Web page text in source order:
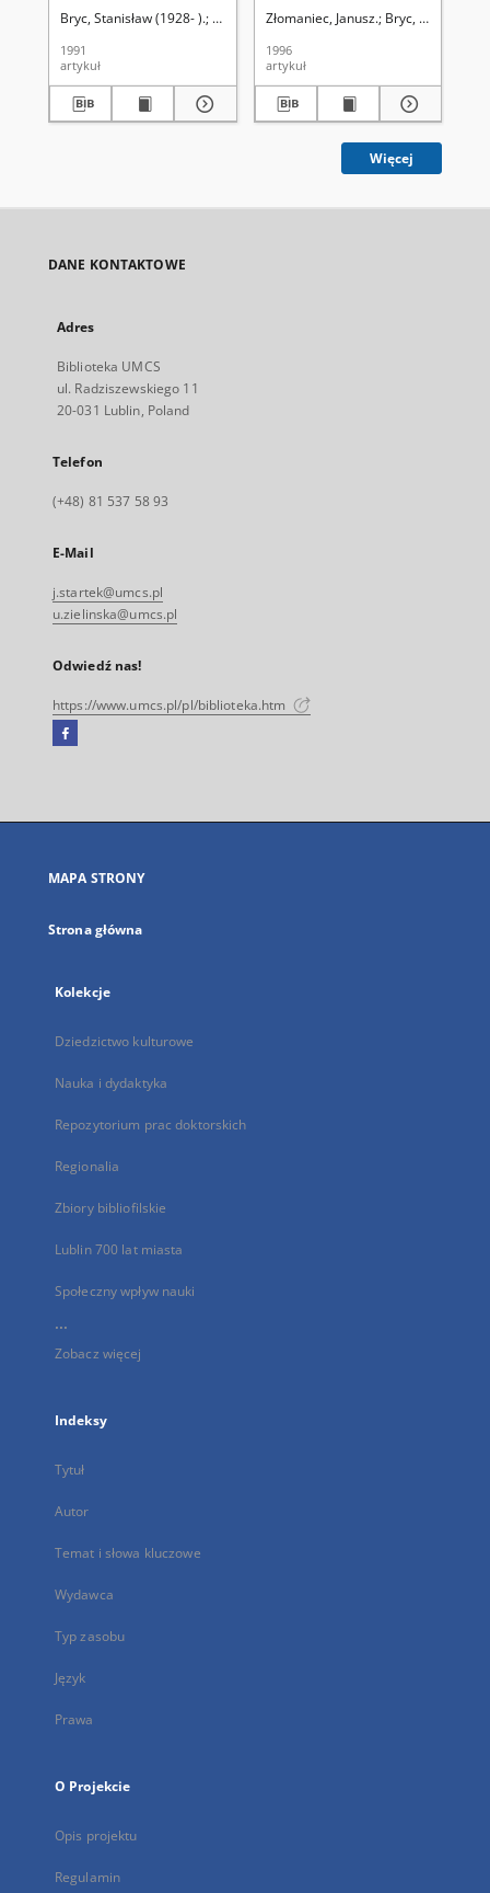
Bryc, Stanisław (1928- ). Woźnica, Jerzy. Woźnica, Jerzy.
1991
artykuł
Złomaniec, Janusz. Bryc, Stanisław
1996
artykuł
Więcej
DANE KONTAKTOWE
Adres
Biblioteka UMCS
ul. Radziszewskiego 11
20-031 Lublin, Poland
Telefon
(+48) 81 537 58 93
E-Mail
j.startek@umcs.pl
u.zielinska@umcs.pl
Odwiedź nas!
https://www.umcs.pl/pl/biblioteka.htm
Facebook
się
karcie
MAPA STRONY
Strona główna
Kolekcje
Dziedzictwo kulturowe
Nauka i dydaktyka
Repozytorium prac doktorskich
Regionalia
Zbiory bibliofilskie
Lublin 700 lat miasta
Społeczny wpływ nauki
...
Zobacz więcej
Indeksy
Tytuł
Autor
Temat i słowa kluczowe
Wydawca
Typ zasobu
Język
Prawa
O Projekcie
Opis projektu
Regulamin